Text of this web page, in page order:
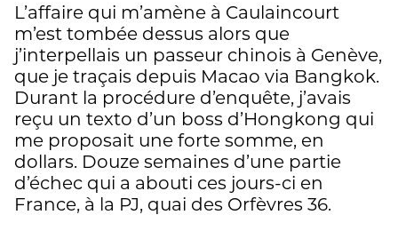
L’affaire qui m’amène à Caulaincourt
m’est tombée dessus alors que
j’interpellais un passeur chinois à Genève,
que je traçais depuis Macao via Bangkok.
Durant la procédure d’enquête, j’avais
reçu un texto d’un boss d’Hongkong qui
me proposait une forte somme, en
dollars. Douze semaines d’une partie
d’échec qui a abouti ces jours-ci en
France, à la PJ, quai des Orfèvres 36.